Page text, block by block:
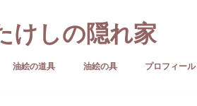
けしの隠れ家
油絵の道具 油絵の具 プロフィール